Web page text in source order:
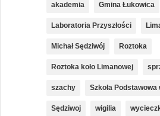
akademia Gmina Łukowica
Laboratoria Przyszłości
Michał Sędziwój Roztoka
Roztoka koło Limanowej
szachy Szkoła Podstawowa
Sędziwoj wigilia